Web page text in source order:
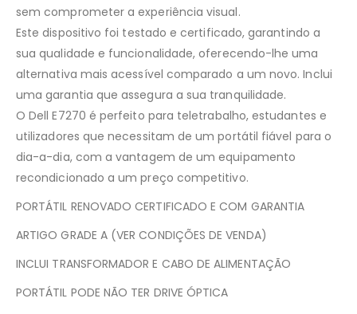
sem comprometer a experiência visual.
Este dispositivo foi testado e certificado, garantindo a
sua qualidade e funcionalidade, oferecendo-lhe uma
alternativa mais acessível comparado a um novo. Inclui
uma garantia que assegura a sua tranquilidade.
O Dell E7270 é perfeito para teletrabalho, estudantes e
utilizadores que necessitam de um portátil fiável para o
dia-a-dia, com a vantagem de um equipamento
recondicionado a um preço competitivo.
PORTÁTIL RENOVADO CERTIFICADO E COM GARANTIA
ARTIGO GRADE A (VER CONDIÇÕES DE VENDA)
INCLUI TRANSFORMADOR E CABO DE ALIMENTAÇÃO
PORTÁTIL PODE NÃO TER DRIVE ÓPTICA